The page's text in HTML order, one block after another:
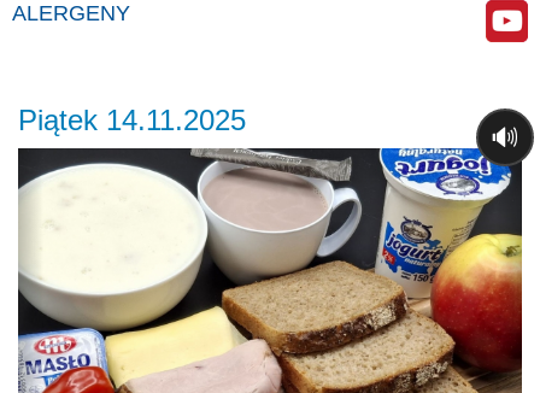
ALERGENY
Piątek 14.11.2025
Previous
🔊